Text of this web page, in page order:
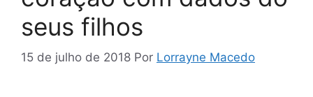
seus filhos
15 de julho de 2018 Por Lorrayne Macedo